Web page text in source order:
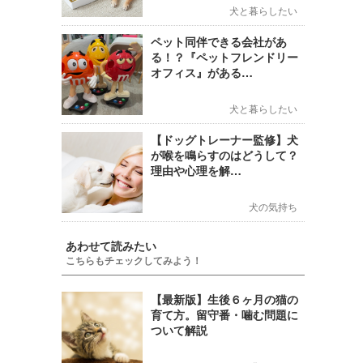
犬と暮らしたい
ペット同伴できる会社があ
る！？『ペットフレンドリー
オフィス』がある…
犬と暮らしたい
【ドッグトレーナー監修】犬
が喉を鳴らすのはどうして？
理由や心理を解…
犬の気持ち
あわせて読みたい
こちらもチェックしてみよう！
【最新版】生後６ヶ月の猫の
育て方。留守番・噛む問題に
ついて解説